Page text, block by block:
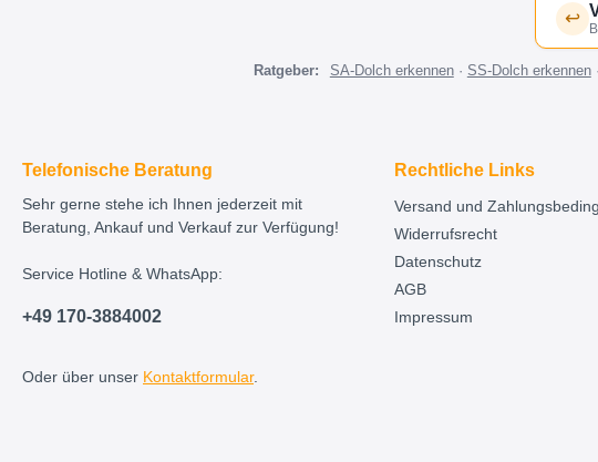
↩
Ratgeber: SA-Dolch erkennen· SS-Dolch erkennen·
Telefonische Beratung
Sehr gerne stehe ich Ihnen jederzeit mit
Beratung, Ankauf und Verkauf zur Verfügung!
Service Hotline & WhatsApp:
+49 170-3884002
Oder über unser Kontaktformular.
Rechtliche Links
Versand und
Widerrufsrecht
Datenschutz
AGB
Impressum